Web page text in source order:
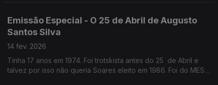
Emissão Especial - O 25 de Abril de Augusto
Santos Silva
14 fev. 2026
Tinha 17 anos em 1974. Foi trotskista antes do 25 de Abril e
talvez por isso não queria Soares eleito em 1986. Foi do MES,